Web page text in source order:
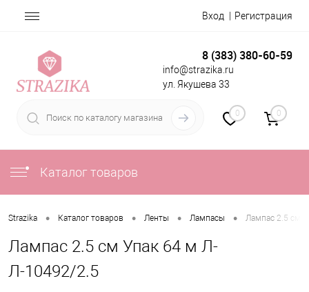
Вход Регистрация
8 (383) 380-60-59
info@strazika.ru
ул. Якушева 33
0 0
Каталог товаров
Strazika • Каталог товаров • Ленты • Лампасы • Лампас 2.5 см
Лампас 2.5 см Упак 64 м Л-
Л-10492/2.5